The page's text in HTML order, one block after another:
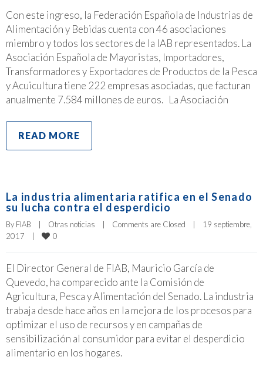
Con este ingreso, la Federación Española de Industrias de
Alimentación y Bebidas cuenta con 46 asociaciones
miembro y todos los sectores de la IAB representados. La
Asociación Española de Mayoristas, Importadores,
Transformadores y Exportadores de Productos de la Pesca
y Acuicultura tiene 222 empresas asociadas, que facturan
anualmente 7.584 millones de euros. La Asociación
READ MORE
La industria alimentaria ratifica en el Senado
su lucha contra el desperdicio
By FIAB | Otras noticias | Comments are Closed |
19 septiembre,
2017
| 0
El Director General de FIAB, Mauricio García de
Quevedo, ha comparecido ante la Comisión de
Agricultura, Pesca y Alimentación del Senado. La industria
trabaja desde hace años en la mejora de los procesos para
optimizar el uso de recursos y en campañas de
sensibilización al consumidor para evitar el desperdicio
alimentario en los hogares.